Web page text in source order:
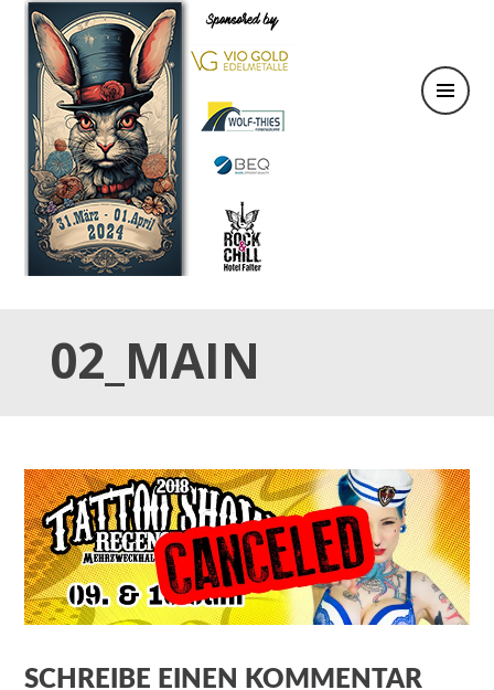
OSTER TATTOO WEEKEND
31.März & 01. April 2024
02_MAIN
SCHREIBE EINEN KOMMENTAR